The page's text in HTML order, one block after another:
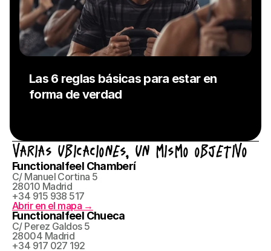
Las 6 reglas básicas para estar en
forma de verdad
VARIAS UBICACIONES, UN MISMO OBJETIVO
Functionalfeel Chamberí
C/ Manuel Cortina 5
28010 Madrid
+34 915 938 517
Abrir en el mapa →
Functionalfeel Chueca
C/ Perez Galdos 5
28004 Madrid
+34 917 027 192